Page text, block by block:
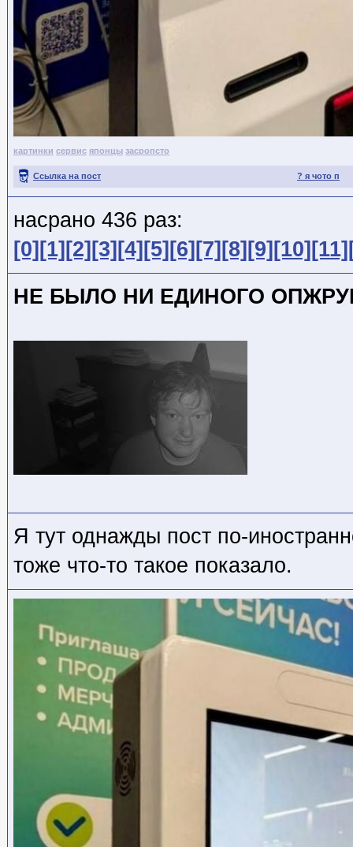
картинки сервис японцы засропсто
? я чото п
Ссылка на пост
насрано 436 раз:
[0] [1] [2] [3] [4] [5] [6] [7] [8] [9] [10] [11]
НЕ БЫЛО НИ ЕДИНОГО
Я тут однажды пост по-
тоже что-то такое показало.